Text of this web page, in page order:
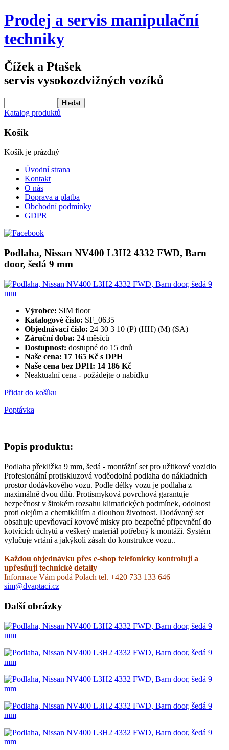
Prodej a servis manipulační
techniky
Čížek a Ptašek
servis vysokozdvižných vozíků
Katalog produktů
Košík
Košík je prázdný
Úvodní strana
Kontakt
O nás
Doprava a platba
Obchodní podmínky
GDPR
Podlaha, Nissan NV400 L3H2 4332 FWD, Barn
door, šedá 9 mm
Výrobce: SIM floor
Katalogové číslo: SF_0635
Objednávací číslo: 24 30 3 10 (P) (HH) (M) (SA)
Záruční doba: 24 měsíců
Dostupnost: dostupné do 15 dnů
Naše cena: 17 165 Kč s DPH
Naše cena bez DPH: 14 186 Kč
Neaktualní cena - požádejte o nabídku
Přidat do košíku
Poptávka
Popis produktu:
Podlaha překližka 9 mm, šedá - montážní set pro užitkové vozidlo
Profesionální protiskluzová voděodolná podlaha do nákladních
prostor dodávkového vozu. Podle délky vozu je podlaha z
maximálně dvou dílů. Protismyková povrchová garantuje
bezpečnost v širokém rozsahu klimatických podmínek, odolnost
proti olejům a chemikáliím a dlouhou životnost. Dodávaný set
obsahuje upevňovací kovové misky pro bezpečné připevnění do
kotvících úchytů a veškerý materiál potřebný k montáži. Systém
vylučuje vrtání a jakýkoli zásah do konstrukce vozu..
Každou objednávku přes e-shop telefonicky kontroluji a
upřesňuji technické detaily
Informace Vám podá Polach tel. +420 733 133 646
sim@dvaptaci.cz
Další obrázky